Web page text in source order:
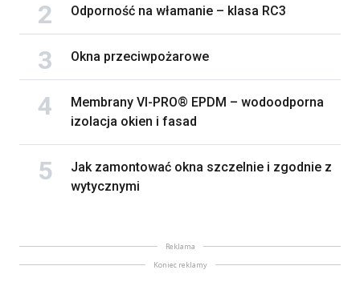
Odporność na włamanie – klasa RC3
Okna przeciwpożarowe
Membrany VI-PRO® EPDM – wodoodporna
izolacja okien i fasad
Jak zamontować okna szczelnie i zgodnie z
wytycznymi
Reklama
Koniec reklamy